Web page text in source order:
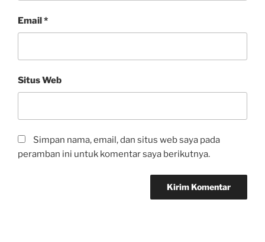
Email*
Situs Web
Simpan nama, email, dan situs web saya pada
peramban ini untuk komentar saya berikutnya.